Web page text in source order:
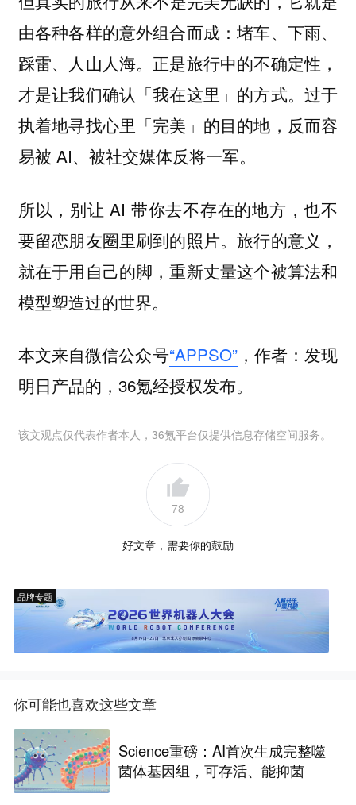
由各种各样的意外组合而成 ：堵车、下雨、
踩雷、人山人海。正是旅行中的不确定性，
才是让我们确认「我在这里」的方式。过于
执着地寻找心里「完美」的目的地，反而容
易被 AI、被社交媒体反将一军。
所以，别让 AI 带你去不存在的地方，也不
要留恋朋友圈里刷到的照片。旅行的意义，
就在于用自己的脚，重新丈量这个被算法和
模型塑造过的世界。
本文来自微信公众号“APPSO”，作者：发现
明日产品的，36氪经授权发布。
该文观点仅代表作者本人，36氪平台仅提供信息存储空间服务。
78
好文章，需要你的鼓励
品牌专题
你可能也喜欢这些文章
Science重磅：AI首次生成完整噬
菌体基因组，可存活、能抑菌